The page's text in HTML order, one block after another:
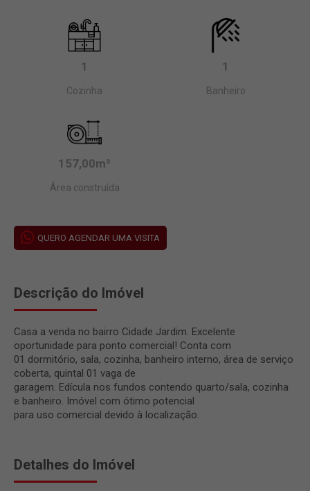
1
Cozinha
1
Banheiro
157,00m²
Área construída
QUERO AGENDAR UMA VISITA
Descrição do Imóvel
Casa a venda no bairro Cidade Jardim. Excelente
oportunidade para ponto comercial! Conta com
01 dormitório, sala, cozinha, banheiro interno, área de serviço
coberta, quintal 01 vaga de
garagem. Edícula nos fundos contendo quarto/sala, cozinha
e banheiro. Imóvel com ótimo potencial
para uso comercial devido à localização.
Detalhes do Imóvel